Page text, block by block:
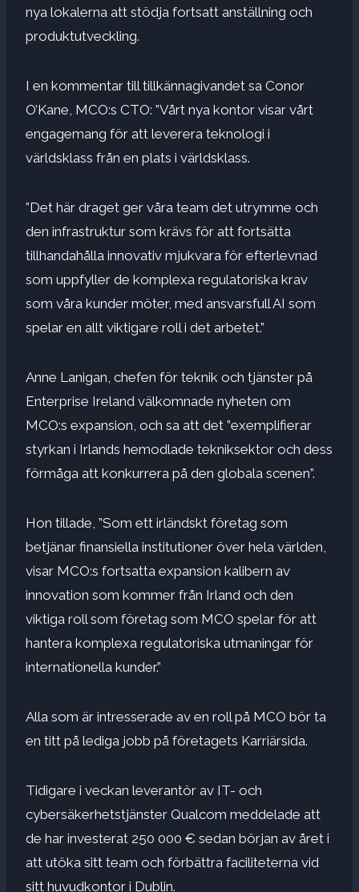
nya lokalerna att stödja fortsatt anställning och
produktutveckling.
I en kommentar till tillkännagivandet sa Conor
O’Kane, MCO:s CTO: ”Vårt nya kontor visar vårt
engagemang för att leverera teknologi i
världsklass från en plats i världsklass.
”Det här draget ger våra team det utrymme och
den infrastruktur som krävs för att fortsätta
tillhandahålla innovativ mjukvara för efterlevnad
som uppfyller de komplexa regulatoriska krav
som våra kunder möter, med ansvarsfull AI som
spelar en allt viktigare roll i det arbetet.”
Anne Lanigan, chefen för teknik och tjänster på
Enterprise Ireland välkomnade nyheten om
MCO:s expansion, och sa att det ”exemplifierar
styrkan i Irlands hemodlade tekniksektor och dess
förmåga att konkurrera på den globala scenen”.
Hon tillade, ”Som ett irländskt företag som
betjänar finansiella institutioner över hela världen,
visar MCO:s fortsatta expansion kalibern av
innovation som kommer från Irland och den
viktiga roll som företag som MCO spelar för att
hantera komplexa regulatoriska utmaningar för
internationella kunder.”
Alla som är intresserade av en roll på MCO bör ta
en titt på lediga jobb på företagets Karriärsida.
Tidigare i veckan leverantör av IT- och
cybersäkerhetstjänster Qualcom meddelade att
de har investerat 250 000 € sedan början av året i
att utöka sitt team och förbättra faciliteterna vid
sitt huvudkontor i Dublin.